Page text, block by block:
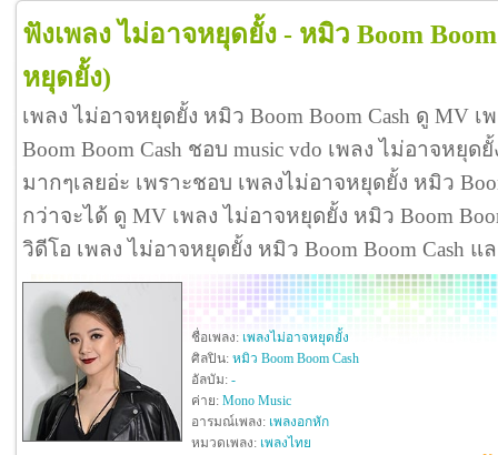
ฟังเพลง ไม่อาจหยุดยั้ง - หมิว Boom Boom
หยุดยั้ง)
เพลง ไม่อาจหยุดยั้ง หมิว Boom Boom Cash ดู MV
Boom Boom Cash ชอบ music vdo เพลง ไม่อาจหยุด
มากๆเลยอ่ะ เพราะชอบ เพลงไม่อาจหยุดยั้ง หมิว
กว่าจะได้ ดู MV เพลง ไม่อาจหยุดยั้ง หมิว Boom
วิดีโอ เพลง ไม่อาจหยุดยั้ง หมิว Boom Boom Cash แ
ชื่อเพลง: เพลงไม่อาจหยุดยั้ง
ศิลปิน: หมิว Boom Boom Cash
อัลบัม: -
ค่าย: Mono Music
อารมณ์เพลง: เพลงอกหัก
หมวดเพลง: เพลงไทย